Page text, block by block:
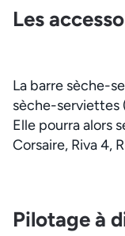
Les
La barre sèche-
sèche-serviettes
Elle pourra alors
Corsaire, Riva 4,
Pilotage à